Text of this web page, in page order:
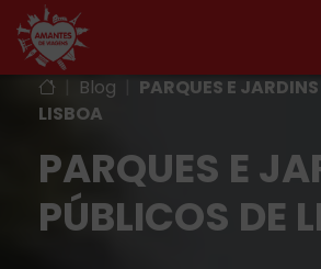
| Blog
PARQUES E
LISBOA
PARQUES E
PÚBLICOS DE